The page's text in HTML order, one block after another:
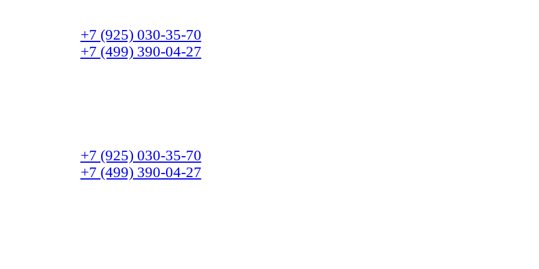
+7 (925) 030-35-70
+7 (499) 390-04-27
+7 (925) 030-35-70
+7 (499) 390-04-27